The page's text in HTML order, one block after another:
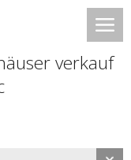
verkauf